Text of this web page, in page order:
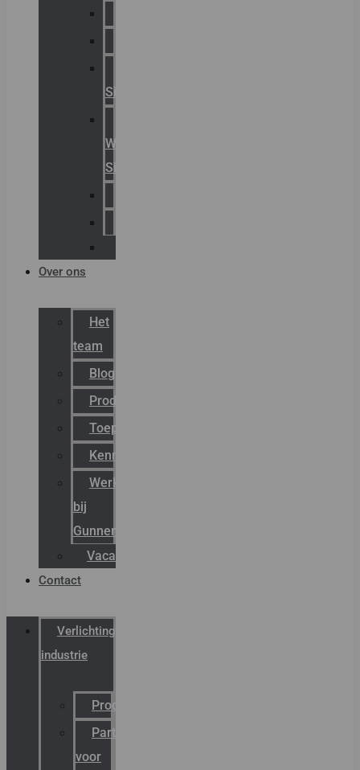
Signaling
Warning
Signals
Over ons
Het
team
Blog
Productnieuws
Toepassingen
Kenniscentrum
Werken
bij
Gunneman
Vacatures
Contact
Verlichting
industrie
Productcatalogus
Partner
voor